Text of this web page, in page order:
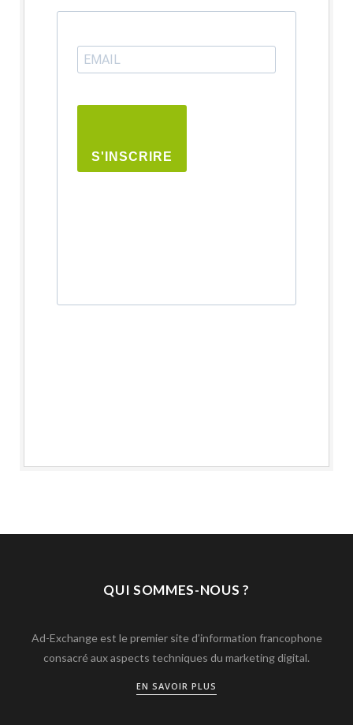
S'INSCRIRE
QUI SOMMES-NOUS ?
Ad-Exchange est le premier site d’information francophone
consacré aux aspects techniques du marketing digital.
EN SAVOIR PLUS